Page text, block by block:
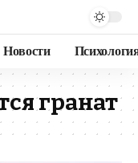
Новости
гранат